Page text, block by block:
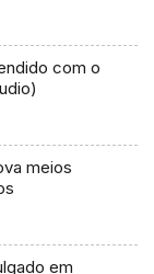
com o
meios
em